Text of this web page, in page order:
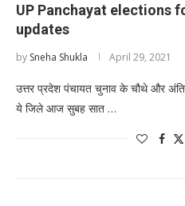
UP Panchayat elections
updates
by Sneha Shukla April 29, 2021
उत्तर प्रदेश पंचायत चुनाव के चौथे और
ये जिले आज सुबह सात …